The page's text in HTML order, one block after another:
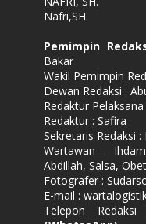
Nafri,SH.
Pemimpin
Bakar
Wakil Pemimpin
Dewan Redaksi :
Redaktur
Redaktur : Safira
Sekretaris Redaksi
Wartawan :
Abdillah, Salsa,
Fotografer :
E-mail :
Telepon